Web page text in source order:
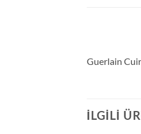
Guerlain
İLGILI